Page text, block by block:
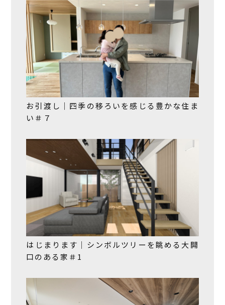
お引渡し｜四季の移ろいを感じる豊かな住ま
い＃７
はじまります｜シンボルツリーを眺める大開
口のある家＃1